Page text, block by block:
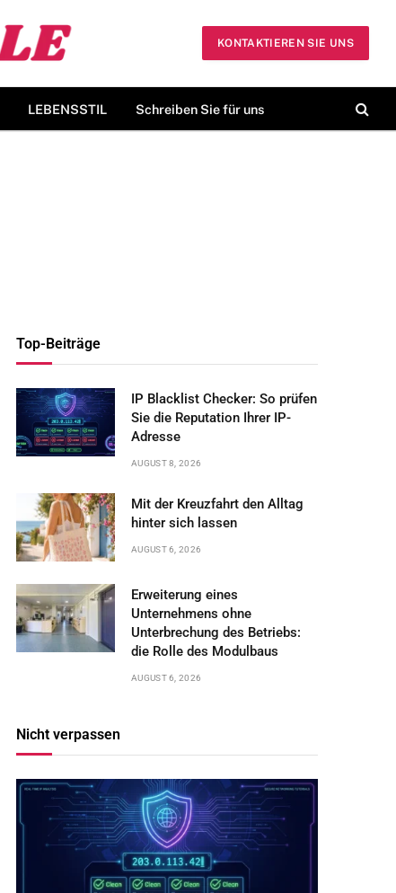
KONTAKTIEREN SIE UNS
LEBENSSTIL Schreiben Sie für uns
Top-Beiträge
IP Blacklist Checker: So prüfen
Sie die Reputation Ihrer IP-
Adresse
AUGUST 8, 2026
Mit der Kreuzfahrt den Alltag
hinter sich lassen
AUGUST 6, 2026
Erweiterung eines
Unternehmens ohne
Unterbrechung des Betriebs:
die Rolle des Modulbaus
AUGUST 6, 2026
Nicht verpassen